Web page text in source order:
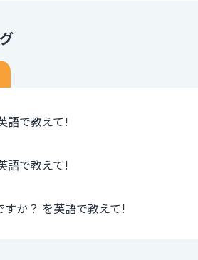
語で教えて!
語で教えて!
すか？ を英語で教えて!